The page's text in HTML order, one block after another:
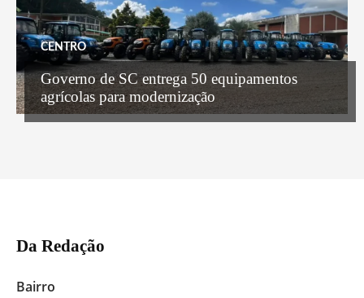
CENTRO
Governo de SC entrega 50 equipamentos
agrícolas para modernização
Da Redação
Bairro